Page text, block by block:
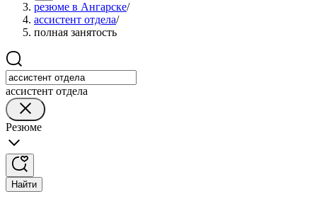
резюме в Ангарске/
ассистент отдела/
полная занятость
ассистент отдела
Резюме
Найти